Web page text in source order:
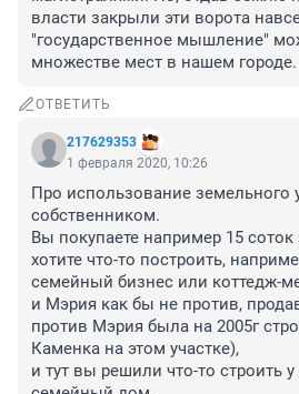
власти закрыли эти ворота
"государственное мышление"
множестве мест в нашем городе.
ОТВЕТИТЬ
217629353
1 февраля 2020, 10:26
Про использование земельного
собственником.
Вы покупаете например 15
хотите что-то построить,
семейный бизнес или коттедж-
и Мэрия как бы не против,
против Мэрия была на 2005г
Каменка на этом участке),
и тут вы решили что-то строить